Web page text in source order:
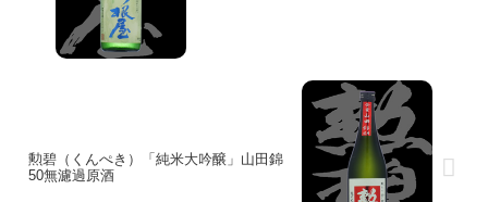
勲碧（くんぺき）「純米大吟醸」山田錦
50無濾過原酒